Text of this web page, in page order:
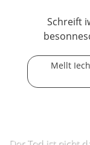
Schreift
Mellt